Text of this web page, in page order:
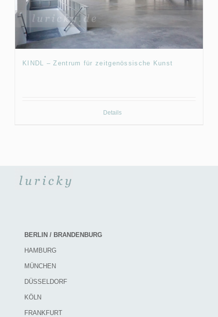
KINDL – Zentrum für zeitgenössische Kunst
Details
BERLIN / BRANDENBURG
HAMBURG
MÜNCHEN
DÜSSELDORF
KÖLN
FRANKFURT